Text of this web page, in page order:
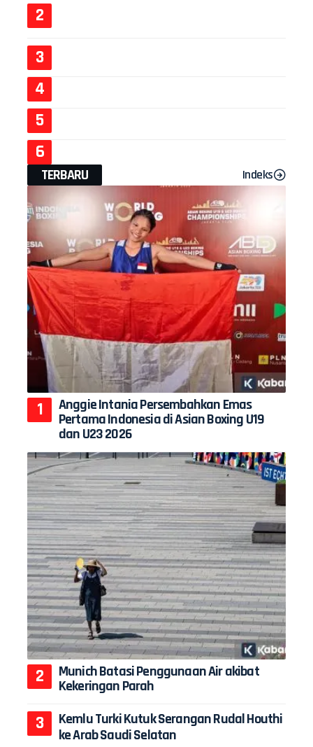
TERBARU Indeks
Anggie Intania Persembahkan Emas
Pertama Indonesia di Asian Boxing U19
dan U23 2026
Munich Batasi Penggunaan Air akibat
Kekeringan Parah
Kemlu Turki Kutuk Serangan Rudal Houthi
ke Arab Saudi Selatan